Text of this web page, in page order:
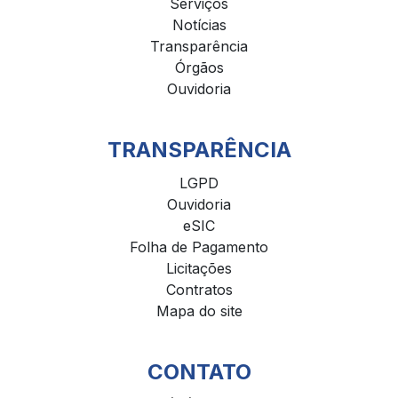
Serviços
Notícias
Transparência
Órgãos
Ouvidoria
TRANSPARÊNCIA
LGPD
Ouvidoria
eSIC
Folha de Pagamento
Licitações
Contratos
Mapa do site
CONTATO